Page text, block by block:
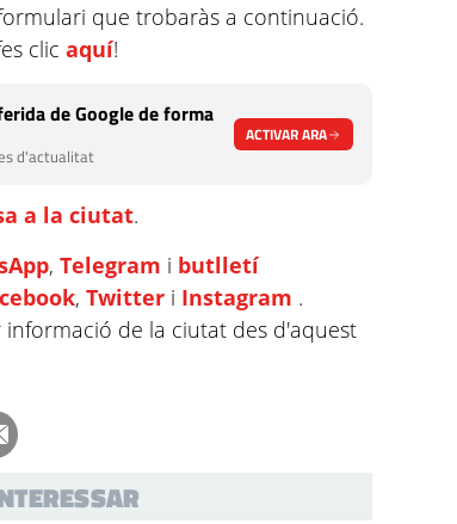
que trobaràs a continuació.
clicaquí!
de Google de forma
d'actualitat
ACTIVAR ARA
a la ciutat.
,Telegram i butlletí
,Twitter i Instagram .
de la ciutat des d'aquest